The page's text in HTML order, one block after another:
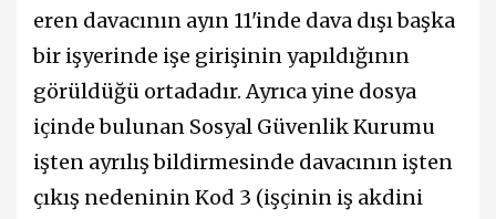
eren davacının ayın 11'inde dava dışı başka
bir işyerinde işe girişinin yapıldığının
görüldüğü ortadadır. Ayrıca yine dosya
içinde bulunan Sosyal Güvenlik Kurumu
işten ayrılış bildirmesinde davacının işten
çıkış nedeninin Kod 3 (işçinin iş akdini